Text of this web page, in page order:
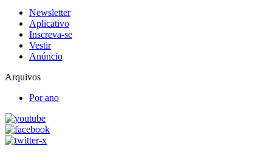
Newsletter
Aplicativo
Inscreva-se
Vestir
Anúncio
Arquivos
Por ano